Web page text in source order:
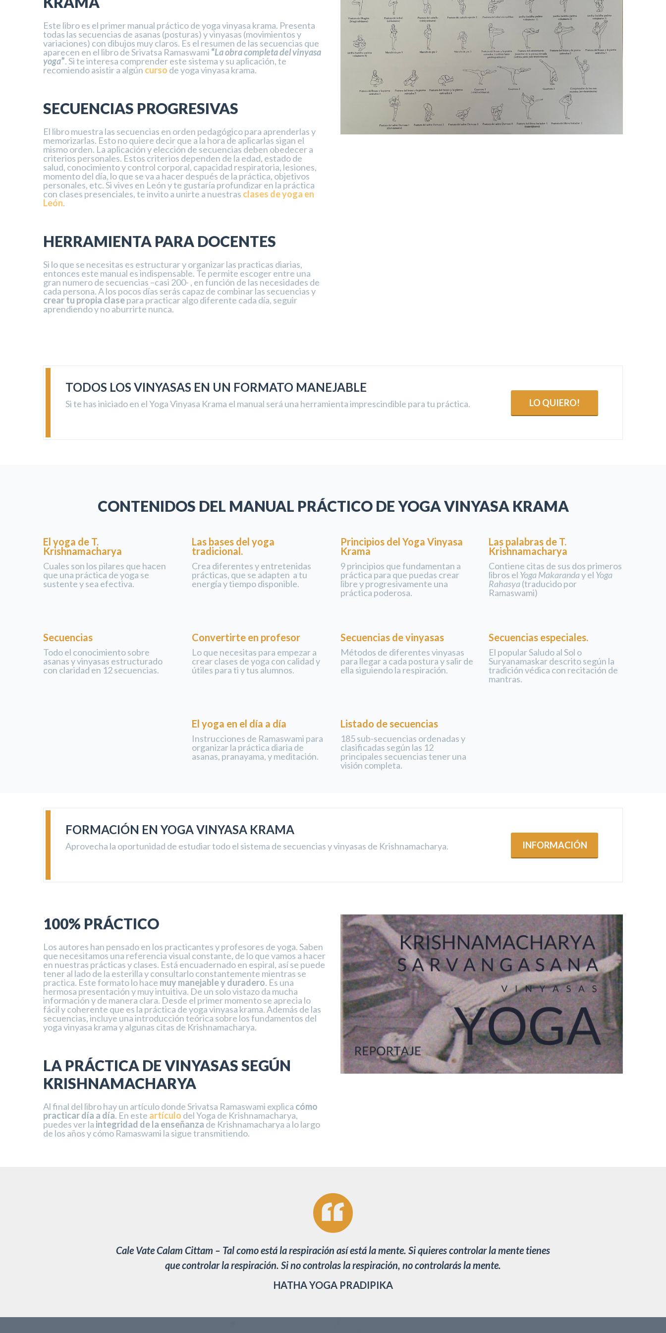
Este libro es el primer manual práctico de yoga vinyasa krama. Presenta
todas las secuencias de asanas (posturas) y vinyasas (movimientos y
variaciones) con dibujos muy claros. Es el resumen de las secuencias que
aparecen en el libro de Srivatsa Ramaswami “La obra completa del vinyasa
yoga”. Si te interesa comprender este sistema y su aplicación, te
recomiendo asistir a algún curso de yoga vinyasa krama.
SECUENCIAS PROGRESIVAS
El libro muestra las secuencias en orden pedagógico para aprenderlas y
memorizarlas. Esto no quiere decir que a la hora de aplicarlas sigan el
mismo orden. La aplicación y elección de secuencias deben obedecer a
criterios personales. Estos criterios dependen de la edad, estado de
salud, conocimiento y control corporal, capacidad respiratoria, lesiones,
momento del día, lo que se va a hacer después de la práctica, objetivos
personales, etc. Si vives en León y te gustaría profundizar en la práctica
con clases presenciales, te invito a unirte a nuestras clases de yoga en
León.
HERRAMIENTA PARA DOCENTES
Si lo que se necesitas es estructurar y organizar las practicas diarias,
entonces este manual es indispensable. Te permite escoger entre una
gran numero de secuencias –casi 200- , en función de las necesidades de
cada persona. A los pocos días serás capaz de combinar las secuencias y
crear tu propia clasepara practicar algo diferente cada día, seguir
aprendiendo y no aburrirte nunca.
TODOS LOS VINYASAS EN UN FORMATO MANEJABLE
Si te has iniciado en el Yoga Vinyasa Krama el manual será una herramienta imprescindible para tu práctica. LO QUIERO!
CONTENIDOS DEL MANUAL PRÁCTICO DE YOGA VINYASA KRAMA
El yoga de T.
Krishnamacharya
Cuales son los pilares que hacen
que una práctica de yoga se
sustente y sea efectiva.
Las bases del yoga
tradicional.
Crea diferentes y entretenidas
prácticas, que se adapten a tu
energía y tiempo disponible.
Principios del Yoga Vinyasa
Krama
9 principios que fundamentan a
práctica para que puedas crear
libre y progresivamente una
práctica poderosa.
Las palabras de T.
Krishnamacharya
Contiene citas de sus dos primeros
libros el Yoga Makaranday el Yoga
Rahasya(traducido por
Ramaswami)
Secuencias
Todo el conocimiento sobre
asanas y vinyasas estructurado
con claridad en 12 secuencias.
Convertirte en profesor
Lo que necesitas para empezar a
crear clases de yoga con calidad y
útiles para ti y tus alumnos.
Secuencias de vinyasas
Métodos de diferentes vinyasas
para llegar a cada postura y salir de
ella siguiendo la respiración.
Secuencias especiales.
El popular Saludo al Sol o
Suryanamaskar descrito según la
tradición védica con recitación de
mantras.
El yoga en el día a día
Instrucciones de Ramaswami para
organizar la práctica diaria de
asanas, pranayama, y meditación.
Listado de secuencias
185 sub-secuencias ordenadas y
clasificadas según las 12
principales secuencias tener una
visión completa.
FORMACIÓN EN YOGA VINYASA KRAMA
Aprovecha la oportunidad de estudiar todo el sistema de secuencias y vinyasas de Krishnamacharya. INFORMACIÓN
100% PRÁCTICO
Los autores han pensado en los practicantes y profesores de yoga. Saben
que necesitamos una referencia visual constante, de lo que vamos a hacer
en nuestras prácticas y clases. Está encuadernado en espiral, así se puede
tener al lado de la esterilla y consultarlo constantemente mientras se
practica. Este formato lo hace muy manejable y duradero. Es una
hermosa presentación y muy intuitiva. De un solo vistazo da mucha
información y de manera clara. Desde el primer momento se aprecia lo
fácil y coherente que es la práctica de yoga vinyasa krama. Además de las
secuencias, incluye una introducción teórica sobre los fundamentos del
yoga vinyasa krama y algunas citas de Krishnamacharya.
LA PRÁCTICA DE VINYASAS SEGÚN
KRISHNAMACHARYA
Al final del libro hay un artículo donde Srivatsa Ramaswami explica cómo
practicar día a día. En este artículo del Yoga de Krishnamacharya,
puedes ver la integridad de la enseñanza de Krishnamacharya a lo largo
de los años y cómo Ramaswami la sigue transmitiendo.
Cale Vate Calam Cittam – Tal como está la respiración así está la mente. Si quieres controlar la mente tienes
que controlar la respiración. Si no controlas la respiración, no controlarás la mente.
HATHA YOGA PRADIPIKA